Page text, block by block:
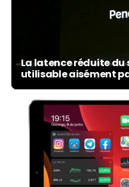
La latence réduite du
utilisable aisément